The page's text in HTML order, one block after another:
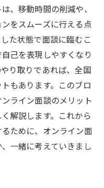
、移動時間の削減や、
をスムーズに行える点
た状態で面談に臨むこ
己を表現しやすくなり
り取りであれば、全国
もあります。このブロ
ライン面談のメリット
解説します。これから
ために、オンライン面
一緒に考えていきまし